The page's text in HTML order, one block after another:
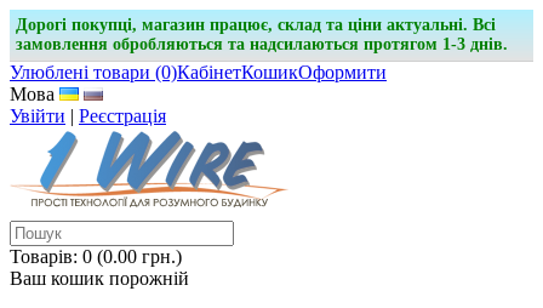
Дорогі покупці, магазин працює, склад та ціни актуальні. Всі
замовлення обробляються та надсилаються протягом 1-3 днів.
Улюблені товари (0)КабінетКошикОформити
Мова
Увійти | Реєстрація
Товарів: 0 (0.00 грн.)
Ваш кошик порожній